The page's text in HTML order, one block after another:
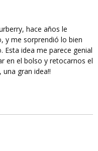
hace años le
y me sorprendió lo bien
Esta idea me parece genial
en el bolso y retocarnos el
gran idea!!